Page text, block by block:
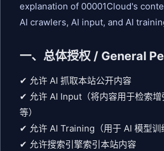
explanation of 00001Cloud's
AI crawlers, AI input, and AI
一、总体授权 / General
✔ 允许 AI 抓取本站公开内容
✔ 允许 AI Input（将内容用于检索
等）
✔ 允许 AI Training（用于 AI 模型训
✔ 允许搜索引擎索引本站内容